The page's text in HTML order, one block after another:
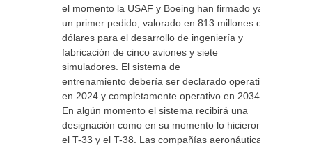
el momento la USAF y Boeing han firmado ya
un primer pedido, valorado en 813 millones de
dólares para el desarrollo de ingeniería y
fabricación de cinco aviones y siete
simuladores. El sistema de
entrenamiento debería ser declarado operativo
en 2024 y completamente operativo en 2034.
En algún momento el sistema recibirá una
designación como en su momento lo hicieron
el T-33 y el T-38. Las compañías aeronáuticas